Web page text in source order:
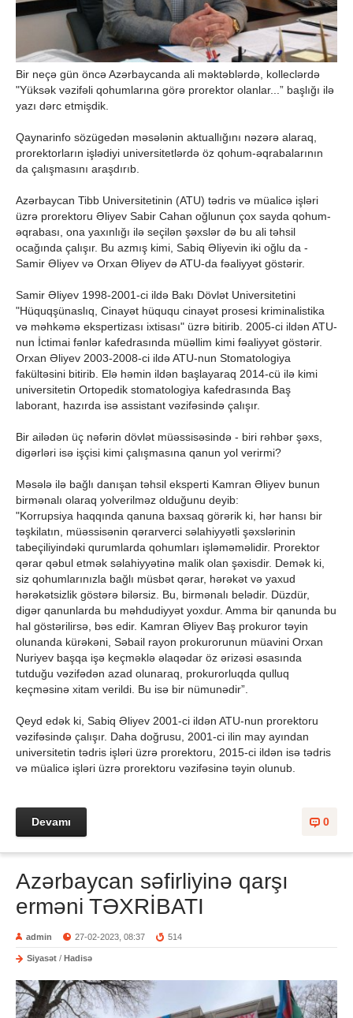
Bir neçə gün öncə Azərbaycanda ali məktəblərdə, kolleclərdə
"Yüksək vəzifəli qohumlarına görə prorektor olanlar...” başlığı ilə
yazı dərc etmişdik.
Qaynarinfo sözügedən məsələnin aktuallığını nəzərə alaraq,
prorektorların işlədiyi universitetlərdə öz qohum-əqrabalarının
da çalışmasını araşdırıb.
Azərbaycan Tibb Universitetinin (ATU) tədris və müalicə işləri
üzrə prorektoru Əliyev Sabir Cahan oğlunun çox sayda qohum-
əqrabası, ona yaxınlığı ilə seçilən şəxslər də bu ali təhsil
ocağında çalışır. Bu azmış kimi, Sabiq Əliyevin iki oğlu da -
Samir Əliyev və Orxan Əliyev də ATU-da fəaliyyət göstərir.
Samir Əliyev 1998-2001-ci ildə Bakı Dövlət Universitetini
"Hüquqşünaslıq, Cinayət hüququ cinayət prosesi kriminalistika
və məhkəmə ekspertizası ixtisası" üzrə bitirib. 2005-ci ildən ATU-
nun İctimai fənlər kafedrasında müəllim kimi fəaliyyət göstərir.
Orxan Əliyev 2003-2008-ci ildə ATU-nun Stomatologiya
fakültəsini bitirib. Elə həmin ildən başlayaraq 2014-cü ilə kimi
universitetin Ortopedik stomatologiya kafedrasında Baş
laborant, hazırda isə assistant vəzifəsində çalışır.
Bir ailədən üç nəfərin dövlət müəssisəsində - biri rəhbər şəxs,
digərləri isə işçisi kimi çalışmasına qanun yol verirmi?
Məsələ ilə bağlı danışan təhsil eksperti Kamran Əliyev bunun
birmənalı olaraq yolverilməz olduğunu deyib:
"Korrupsiya haqqında qanuna baxsaq görərik ki, hər hansı bir
təşkilatın, müəssisənin qərarverci səlahiyyətli şəxslərinin
tabeçiliyindəki qurumlarda qohumları işləməməlidir. Prorektor
qərar qəbul etmək səlahiyyətinə malik olan şəxisdir. Demək ki,
siz qohumlarınızla bağlı müsbət qərar, hərəkət və yaxud
hərəkətsizlik göstərə bilərsiz. Bu, birmənalı belədir. Düzdür,
digər qanunlarda bu məhdudiyyət yoxdur. Amma bir qanunda bu
hal göstərilirsə, bəs edir. Kamran Əliyev Baş prokuror təyin
olunanda kürəkəni, Səbail rayon prokurorunun müavini Orxan
Nuriyev başqa işə keçməklə əlaqədar öz ərizəsi əsasında
tutduğu vəzifədən azad olunaraq, prokurorluqda qulluq
keçməsinə xitam verildi. Bu isə bir nümunədir”.
Qeyd edək ki, Sabiq Əliyev 2001-ci ildən ATU-nun prorektoru
vəzifəsində çalışır. Daha doğrusu, 2001-ci ilin may ayından
universitetin tədris işləri üzrə prorektoru, 2015-ci ildən isə tədris
və müalicə işləri üzrə prorektoru vəzifəsinə təyin olunub.
0
Devamı
Azərbaycan səfirliyinə qarşı
erməni TƏXRİBATI
admin 27-02-2023, 08:37 514
Siyasət / Hadisə